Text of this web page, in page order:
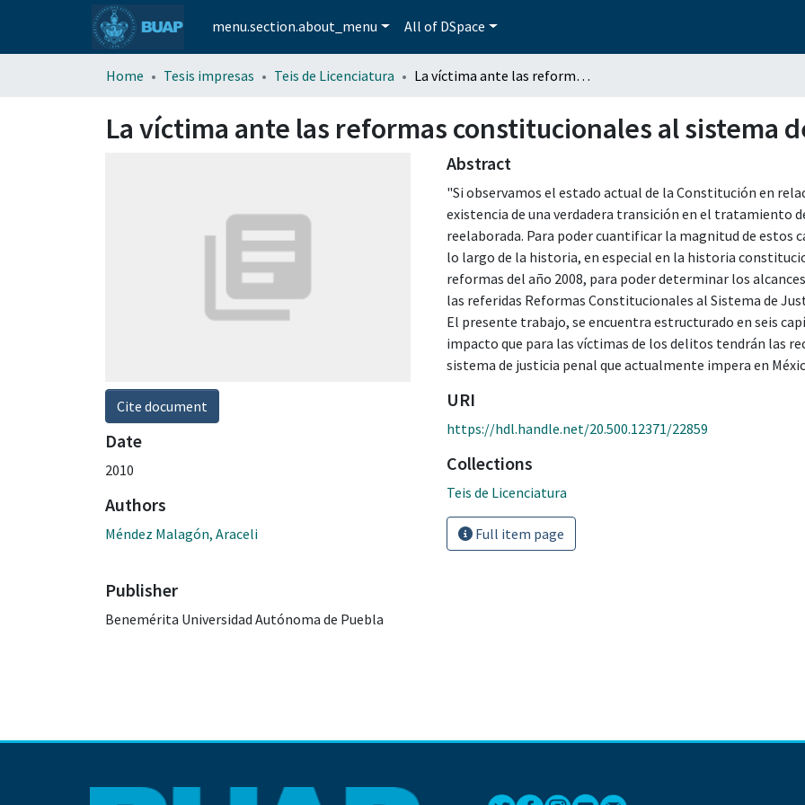
menu.section.about_menu All of DSpace
Home Tesis impresas Teis de Licenciatura La víctima ante las reformas constitucionales al sistema de justicia penal
La víctima ante las reformas constitucionales al sistema
Cite document
Date
2010
Authors
Méndez Malagón, Araceli
Publisher
Benemérita Universidad Autónoma de Puebla
Abstract
"Si observamos el estado actual de la Constitución en
existencia de una verdadera transición en el tratamiento
reelaborada. Para poder cuantificar la magnitud de estos
lo largo de la historia, en especial en la historia
reformas del año 2008, para poder determinar los
las referidas Reformas Constitucionales al Sistema de
El presente trabajo, se encuentra estructurado en seis
impacto que para las víctimas de los delitos tendrán las
sistema de justicia penal que actualmente impera en
URI
https://hdl.handle.net/20.500.12371/22859
Collections
Teis de Licenciatura
Full item page